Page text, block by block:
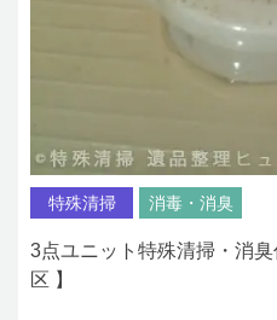
特殊清掃 消毒・消臭
3点ユニット特殊清掃・消
区 】